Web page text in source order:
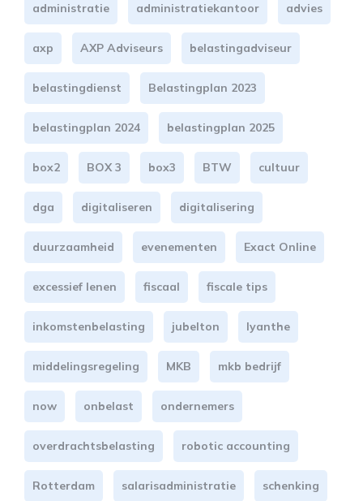
administratie administratiekantoor advies
axp AXP Adviseurs belastingadviseur
belastingdienst Belastingplan 2023
belastingplan 2024 belastingplan 2025
box2 BOX 3 box3 BTW cultuur
dga digitaliseren digitalisering
duurzaamheid evenementen Exact Online
excessief lenen fiscaal fiscale tips
inkomstenbelasting jubelton lyanthe
middelingsregeling MKB mkb bedrijf
now onbelast ondernemers
overdrachtsbelasting robotic accounting
Rotterdam salarisadministratie schenking